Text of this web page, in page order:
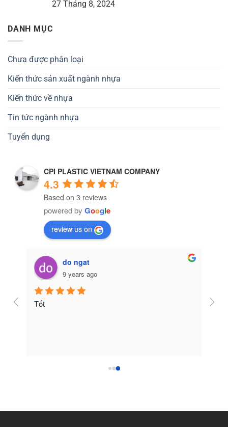
27 Tháng 8, 2024
DANH MỤC
Chưa được phân loại
Kiến thức sản xuất ngành nhựa
Kiến thức về nhựa
Tin tức ngành nhựa
Tuyển dụng
CPI PLASTIC VIETNAM COMPANY
4.3
Based on 3 reviews
powered by Google
review us on
do ngat
9 years ago
Tốt